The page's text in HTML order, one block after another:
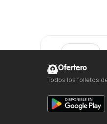
Ofertero
Todos los folletos